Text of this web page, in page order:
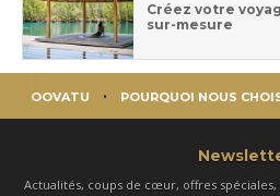
Créez votre
sur-mesure
OOVATU POURQUOI NOUS
Actualités, coups de cœur, offres